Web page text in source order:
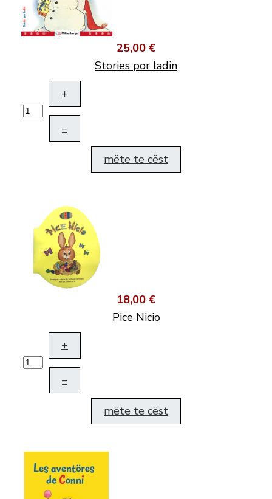
25,00 €
Stories por ladin
+
–
mëte te cëst
18,00 €
Pice Nicio
+
–
mëte te cëst